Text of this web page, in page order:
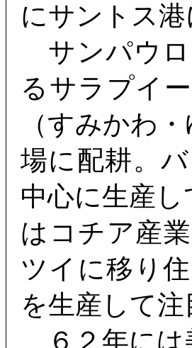
にサントス
サンパウロ
るサラプイ
（すみかわ
場に配耕。
中心に生産
はコチア産
ツイに移り
を生産して
６２年には